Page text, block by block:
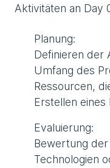
Aktivitäten an Day
Planung:
Definieren der
Umfang des
Ressourcen,
Erstellen
Evaluierung:
Bewertung
Technologien